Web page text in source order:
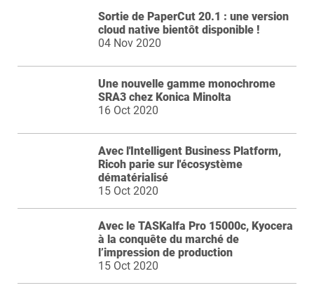
Sortie de PaperCut 20.1 : une version
cloud native bientôt disponible !
04 Nov 2020
Une nouvelle gamme monochrome
SRA3 chez Konica Minolta
16 Oct 2020
Avec l'Intelligent Business Platform,
Ricoh parie sur l'écosystème
dématérialisé
15 Oct 2020
Avec le TASKalfa Pro 15000c, Kyocera
à la conquête du marché de
l’impression de production
15 Oct 2020